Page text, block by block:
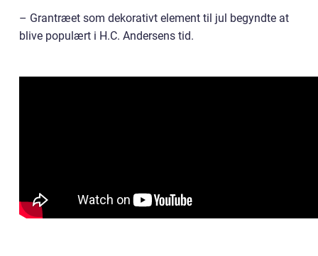
– Grantræet som dekorativt element til jul begyndte at
blive populært i H.C. Andersens tid.